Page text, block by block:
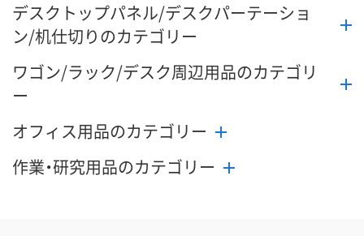
デスクトップパネル/デスクパーテーショ
ン/机仕切りのカテゴリー
ワゴン/ラック/デスク周辺用品のカテゴリ
ー
オフィス用品のカテゴリー
作業・研究用品のカテゴリー